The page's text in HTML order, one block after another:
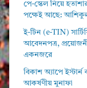
পে-স্কেল নিয়ে
পক্ষেই আছে:
ই-টিন (e-TIN)
আবেদনপত্র,
একনজরে
বিকাশ অ্যাপে
আকর্ষণীয় মুনাফা